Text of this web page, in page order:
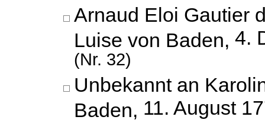
Arnaud Eloi Gautier
Luise von Baden, 4.
(Nr. 32)
Unbekannt an
Baden, 11. August